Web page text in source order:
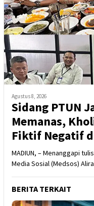
Agustus 8, 2026
Sidang PTUN
Memanas,
Fiktif Negatif
MADIUN, – Menanggapi
Media Sosial (Medsos)
BERITA TERKAIT